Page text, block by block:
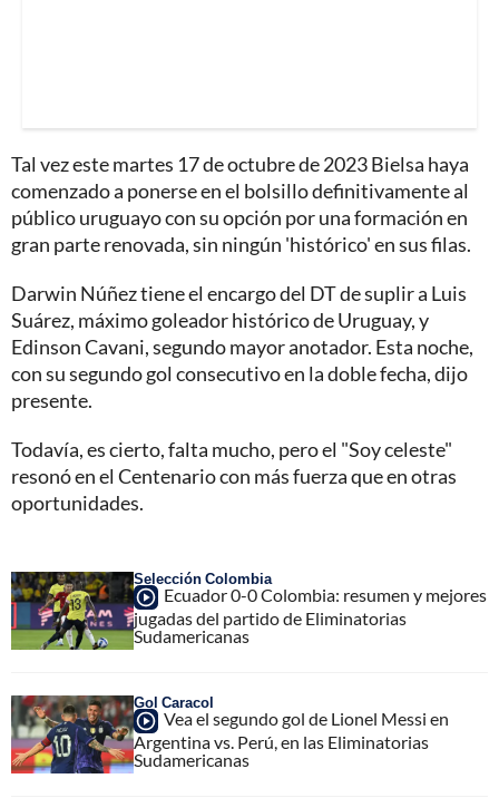
Tal vez este martes 17 de octubre de 2023 Bielsa haya
comenzado a ponerse en el bolsillo definitivamente al
público uruguayo con su opción por una formación en
gran parte renovada, sin ningún 'histórico' en sus filas.
Darwin Núñez tiene el encargo del DT de suplir a Luis
Suárez, máximo goleador histórico de Uruguay, y
Edinson Cavani, segundo mayor anotador. Esta noche,
con su segundo gol consecutivo en la doble fecha, dijo
presente.
Todavía, es cierto, falta mucho, pero el "Soy celeste"
resonó en el Centenario con más fuerza que en otras
oportunidades.
Selección Colombia
Ecuador 0-0 Colombia: resumen y mejores
jugadas del partido de Eliminatorias
Sudamericanas
Gol Caracol
Vea el segundo gol de Lionel Messi en
Argentina vs. Perú, en las Eliminatorias
Sudamericanas